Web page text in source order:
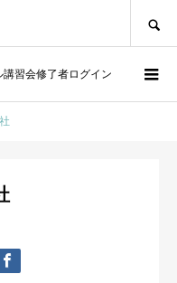
習会修了者ログイン